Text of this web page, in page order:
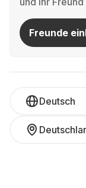
Freunde
Deutsch